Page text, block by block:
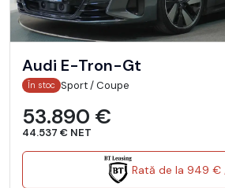
Audi E-Tron-Gt
În stoc Sport / Coupe
53.890 €
44.537 € NET
Rată de la 949 €